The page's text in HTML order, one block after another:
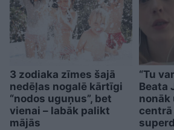
3 zodiaka zīmes šajā
nedēļas nogalē kārtīgi
“nodos uguņus”, bet
vienai – labāk palikt
mājās
“Tu
Beata
nonāk
centrā